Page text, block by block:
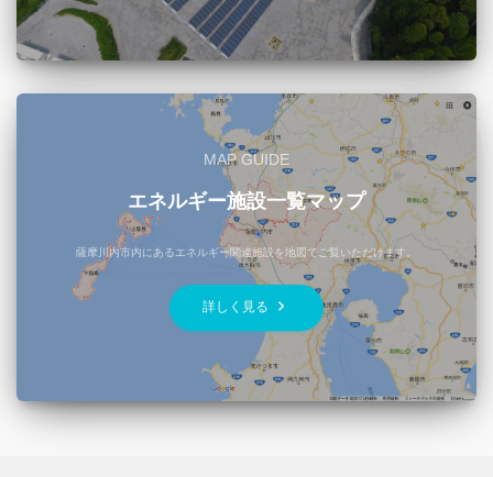
MAP GUIDE
エネルギー施設一覧マップ
薩摩川内市内にあるエネルギー関連施設を地図でご覧いただけます。
詳しく見る keyboard_arrow_right